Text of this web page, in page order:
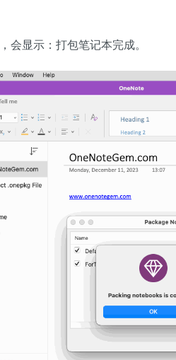
会显示：打包笔记本完成。